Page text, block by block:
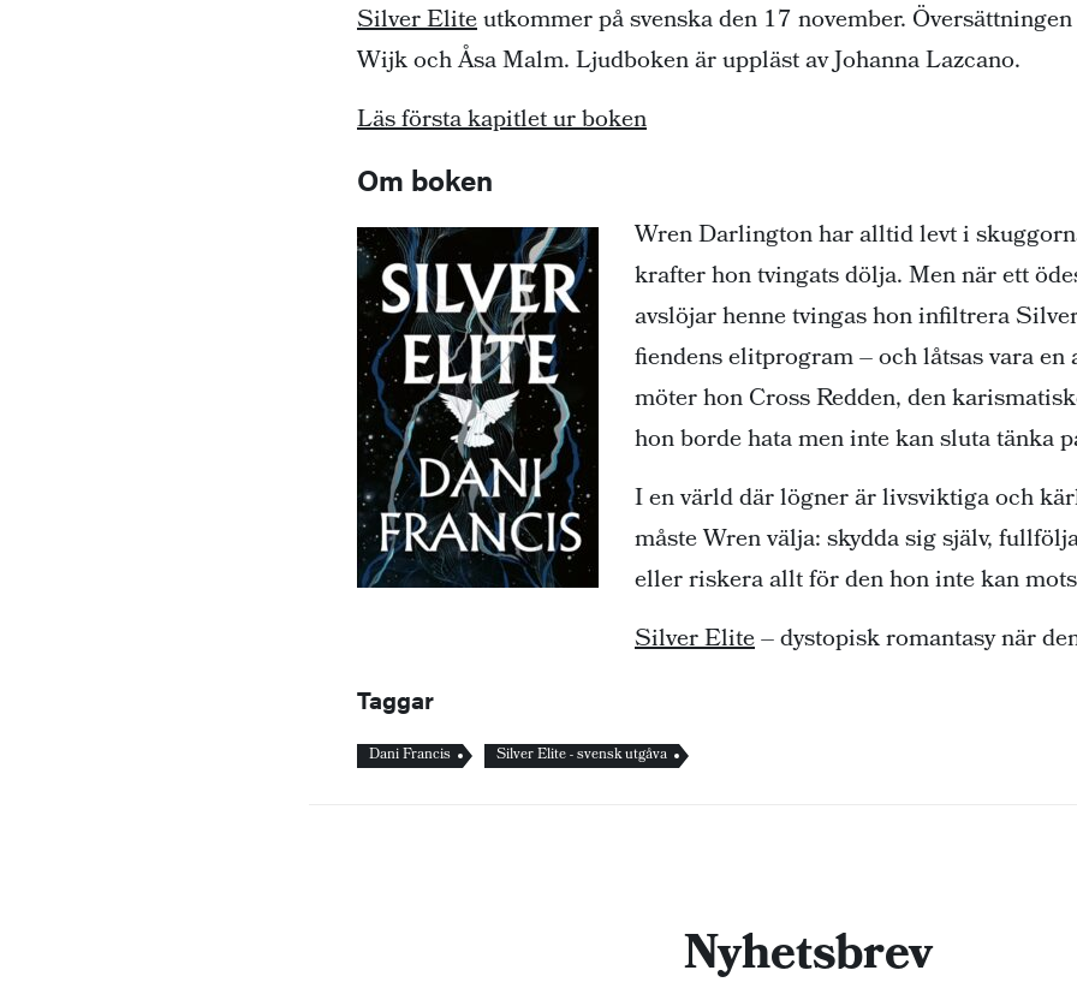
Silver Eliteutkommer på svenska den 17 november.
Wijk och Åsa Malm. Ljudboken är uppläst av Johanna Lazcano.
Läs första kapitlet ur boken
Om boken
Wren Darlington har alltid levt i
krafter hon tvingats dölja. Men när ett
avslöjar henne tvingas hon infiltrera
fiendens elitprogram – och låtsas vara en
möter hon Cross Redden, den
hon borde hata men inte kan sluta tänka
I en värld där lögner är livsviktiga och
måste Wren välja: skydda sig själv,
eller riskera allt för den hon inte kan
Silver Elite– dystopisk romantasy när
Taggar
Dani Francis Silver Elite - svensk utgåva
Nyhetsbrev